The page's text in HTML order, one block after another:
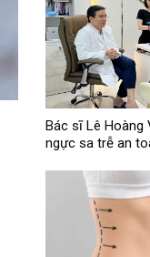
Bác sĩ Lê Hoàng
ngực sa trễ an